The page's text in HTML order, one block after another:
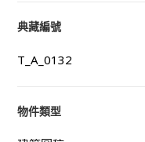
典藏編號
T_A_0132
物件類型